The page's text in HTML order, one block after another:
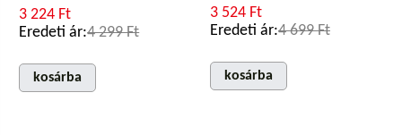
3 224 Ft
Eredeti ár:4 299 Ft
kosárba
3 524 Ft
Eredeti ár:4 699 Ft
kosárba